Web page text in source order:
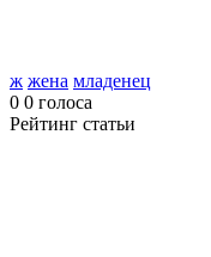
ж жена младенец
0 0 голоса
Рейтинг статьи